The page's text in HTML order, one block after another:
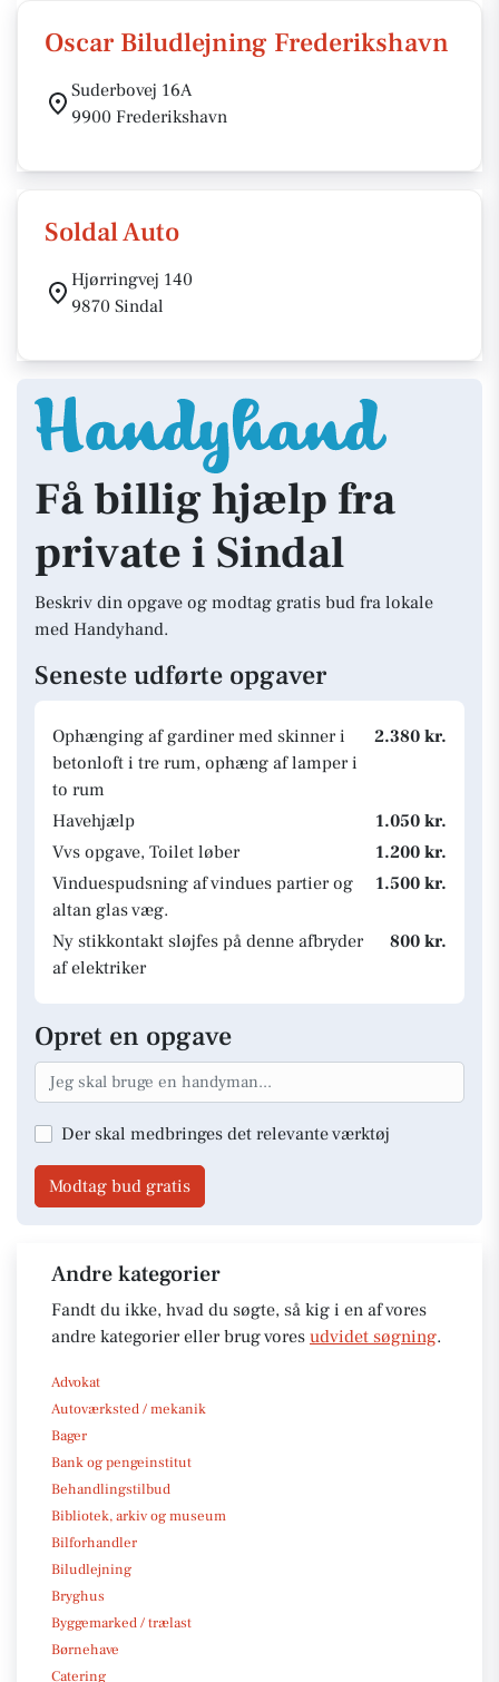
Oscar Biludlejning Frederikshavn
Suderbovej 16A
9900 Frederikshavn
Soldal Auto
Hjørringvej 140
9870 Sindal
Få billig hjælp fra
private i Sindal
Beskriv din opgave og modtag gratis bud fra lokale
med Handyhand.
Seneste udførte opgaver
Ophænging af gardiner med skinner i
betonloft i tre rum, ophæng af lamper i
to rum
2.380 kr.
Havehjælp
1.050 kr.
Vvs opgave, Toilet løber
1.200 kr.
Vinduespudsning af vindues partier og
altan glas væg.
1.500 kr.
Ny stikkontakt sløjfes på denne afbryder
af elektriker
800 kr.
Opret en opgave
Der skal medbringes det relevante værktøj
Modtag bud gratis
Andre kategorier
Fandt du ikke, hvad du søgte, så kig i en af vores
andre kategorier eller brug vores udvidet søgning.
Advokat
Autoværksted / mekanik
Bager
Bank og pengeinstitut
Behandlingstilbud
Bibliotek, arkiv og museum
Bilforhandler
Biludlejning
Bryghus
Byggemarked / trælast
Børnehave
Catering